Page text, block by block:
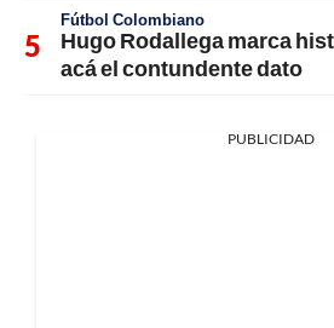
Fútbol Colombiano
Hugo Rodallega marca
acá el contundente dato
PUBLICIDAD